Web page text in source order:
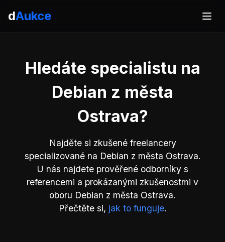
dAukce
Hledáte specialistu na
Debian z města
Ostrava?
Najděte si zkušené freelancery
specializované na Debian z města Ostrava.
U nás najdete prověřené odborníky s
referencemi a prokázanými zkušenostmi v
oboru Debian z města Ostrava.
Přečtěte si, jak to funguje.